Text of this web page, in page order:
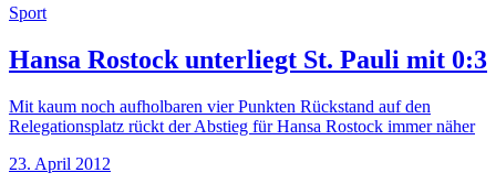
Sport
Hansa Rostock unterliegt St. Pauli mit 0:3
Mit kaum noch aufholbaren vier Punkten Rückstand auf den
Relegationsplatz rückt der Abstieg für Hansa Rostock immer näher
23. April 2012